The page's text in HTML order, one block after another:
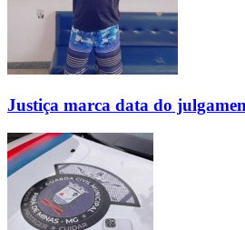
Justiça marca data do